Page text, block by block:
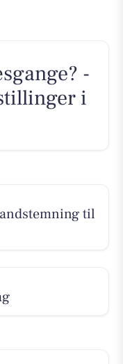
-
i
til